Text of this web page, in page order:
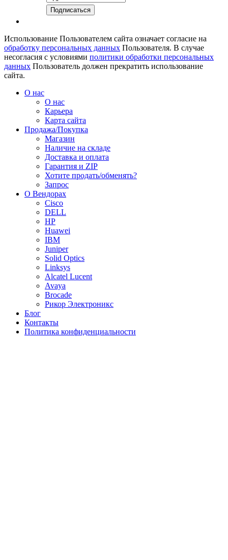
Использование Пользователем сайта означает согласие на
обработку персональных данных Пользователя. В случае
несогласия с условиями политики обработки персональных
данных Пользователь должен прекратить использование
сайта.
О нас
О нас
Карьера
Карта сайта
Продажа/Покупка
Магазин
Наличие на складе
Доставка и оплата
Гарантия и ZIP
Хотите продать/обменять?
Запрос
О Вендорах
Cisco
DELL
HP
Huawei
IBM
Juniper
Solid Optics
Linksys
Alcatel Lucent
Avaya
Brocade
Рикор Электроникс
Блог
Контакты
Политика конфиденциальности